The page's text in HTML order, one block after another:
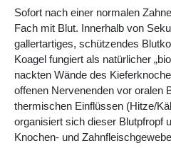
Sofort nach einer normalen
Fach mit Blut. Innerhalb von
gallertartiges, schützendes
Koagel fungiert als natürlicher
nackten Wände des
offenen Nervenenden vor oralen
thermischen Einflüssen (Hitze/
organisiert sich dieser Blutpfropf
Knochen- und